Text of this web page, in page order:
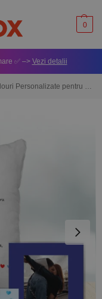
0
✅ –> Vezi detalii
Personalizate pentru Iubit